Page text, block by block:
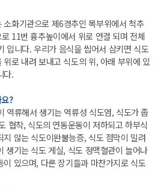
화기관으로 제6경추인 목부위에서 척추
11번 흉추높이에서 위로 연결 되며 전체
입니다. 우리가 음식을 씹어서 삼키면 식도
로 내려 보내고 식도의 위, 아래 부위에 있
다.
?
역류해서 생기는 역류성 식도염, 식도가 좁
협착, 식도의 연동운동이 저하되고 하부식
않는 식도이완불능증, 식도 점막이 밀려
생기는 식도 게실, 식도 정맥혈관이 늘어나
있으며, 다른 장기들과 마찬가지로 식도